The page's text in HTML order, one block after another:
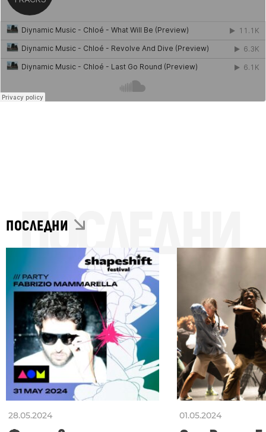
ПОСЛЕДНИ
ПОСЛЕДНИ
28.05.2024 01.05.2024